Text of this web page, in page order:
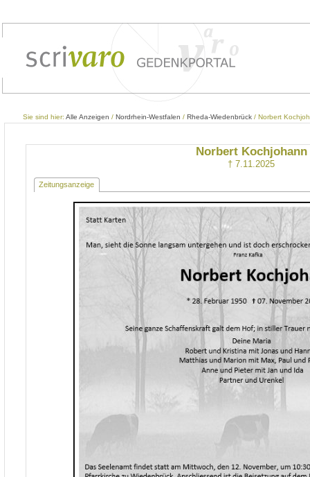
Sie sind hier: Alle Anzeigen / Nordrhein-Westfalen / Rheda-Wiedenbrück / Norbert
Norbert Kochjohann
† 7.11.2025
Zeitungsanzeige